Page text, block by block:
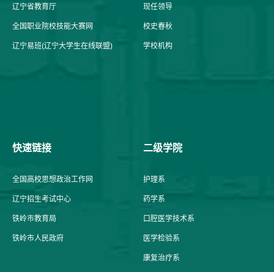
辽宁省教育厅
全国职业院校技能大赛网
辽宁易班(辽宁大学生在线联盟)
现任领导
校史春秋
学校机构
快速链接
全国高校思想政治工作网
辽宁招生考试中心
铁岭市教育局
铁岭市人民政府
二级学院
护理系
药学系
口腔医学技术系
医学检验系
康复治疗系